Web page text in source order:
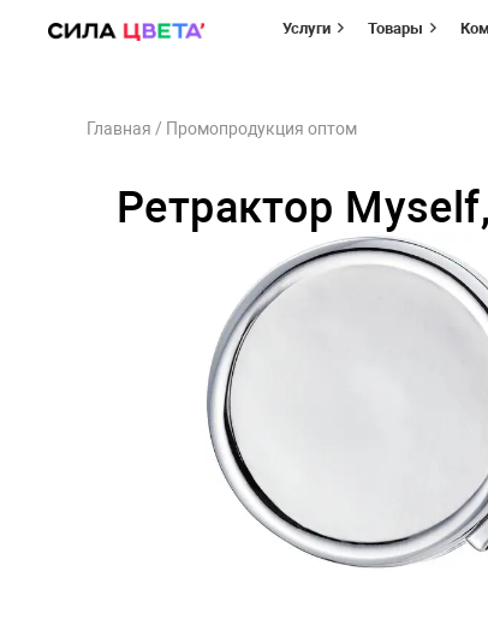
Услуги Товары
Главная / Промопродукция оптом
Ретрактор